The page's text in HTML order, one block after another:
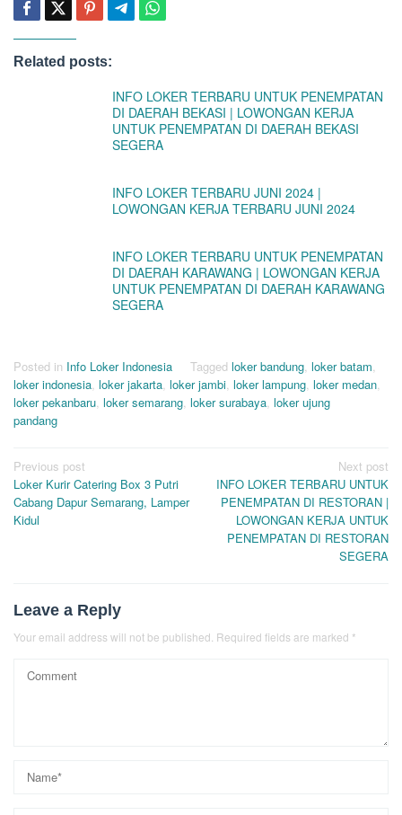
Related posts:
INFO LOKER TERBARU UNTUK PENEMPATAN
DI DAERAH BEKASI | LOWONGAN KERJA
UNTUK PENEMPATAN DI DAERAH BEKASI
SEGERA
INFO LOKER TERBARU JUNI 2024 |
LOWONGAN KERJA TERBARU JUNI 2024
INFO LOKER TERBARU UNTUK PENEMPATAN
DI DAERAH KARAWANG | LOWONGAN KERJA
UNTUK PENEMPATAN DI DAERAH KARAWANG
SEGERA
Posted in Info Loker Indonesia Tagged loker bandung, loker batam,
loker indonesia, loker jakarta, loker jambi, loker lampung, loker medan,
loker pekanbaru, loker semarang, loker surabaya, loker ujung
pandang
Post
navigation
Previous post
Loker Kurir Catering Box 3 Putri
Cabang Dapur Semarang, Lamper
Kidul
Next post
INFO LOKER TERBARU UNTUK
PENEMPATAN DI RESTORAN |
LOWONGAN KERJA UNTUK
PENEMPATAN DI RESTORAN
SEGERA
Leave a Reply
Your email address will not be published. Required fields are marked *